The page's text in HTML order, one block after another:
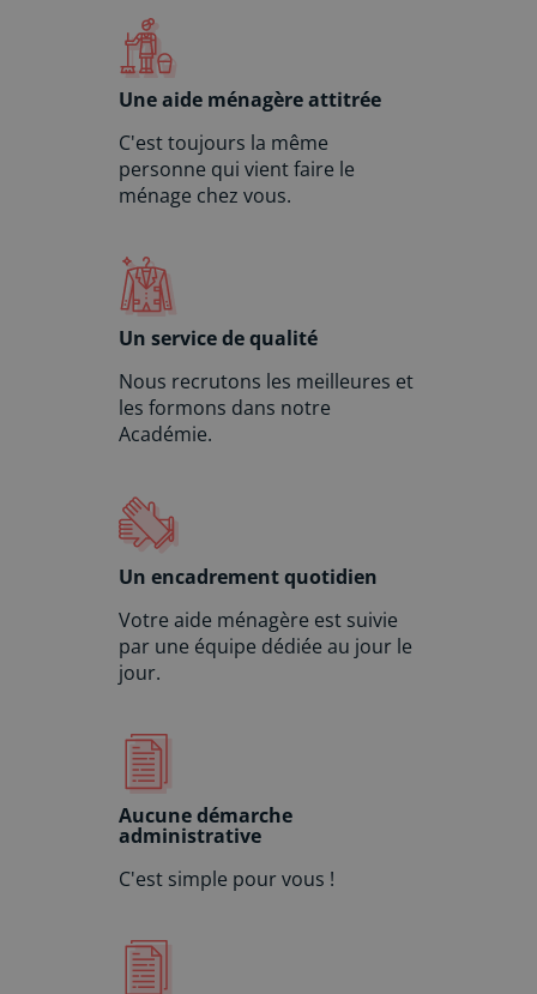
Une aide ménagère attitrée
C'est toujours la même
personne qui vient faire le
ménage chez vous.
Un service de qualité
Nous recrutons les meilleures et
les formons dans notre
Académie.
Un encadrement quotidien
Votre aide ménagère est suivie
par une équipe dédiée au jour le
jour.
Aucune démarche
administrative
C'est simple pour vous !